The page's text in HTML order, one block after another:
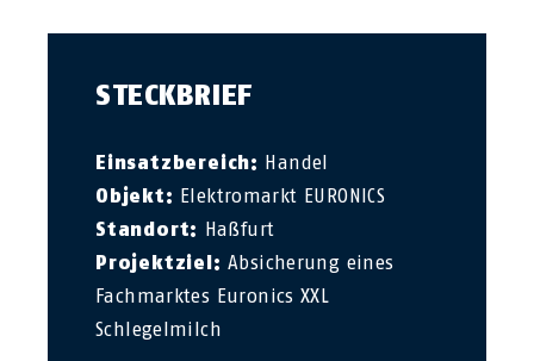
STECKBRIEF
Einsatzbereich: Handel
Objekt: Elektromarkt EURONICS
Standort: Haßfurt
Projektziel: Absicherung eines
Fachmarktes Euronics XXL
Schlegelmilch